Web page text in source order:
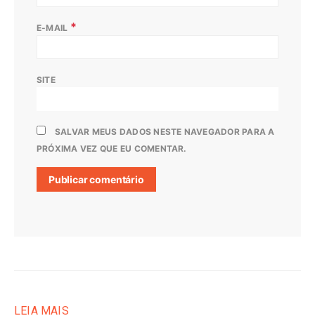
E-MAIL *
SITE
SALVAR MEUS DADOS NESTE NAVEGADOR PARA A
PRÓXIMA VEZ QUE EU COMENTAR.
LEIA MAIS